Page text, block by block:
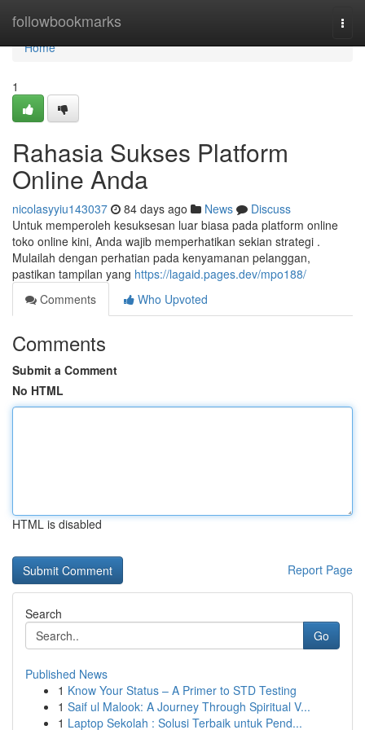
followbookmarks
Home
Home
1
Rahasia Sukses Platform
Online Anda
nicolasyyiu143037 84 days ago News
Discuss
Untuk memperoleh kesuksesan luar biasa pada platform online
toko online kini, Anda wajib memperhatikan sekian strategi .
Mulailah dengan perhatian pada kenyamanan pelanggan,
pastikan tampilan yang https://lagaid.pages.dev/mpo188/
Comments
Who Upvoted
Comments
Submit a Comment
No HTML
HTML is disabled
Report Page
Search
Go
Published News
1 Know Your Status – A Primer to STD Testing
1 Saif ul Malook: A Journey Through Spiritual V...
1 Laptop Sekolah : Solusi Terbaik untuk Pend...